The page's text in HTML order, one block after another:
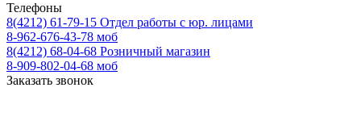
Телефоны
8(4212) 61-79-15 Отдел работы с юр. лицами
8-962-676-43-78 моб
8(4212) 68-04-68 Розничный магазин
8-909-802-04-68 моб
Заказать звонок